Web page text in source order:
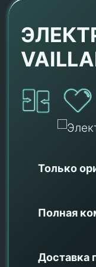
Только
Полная
Доставка